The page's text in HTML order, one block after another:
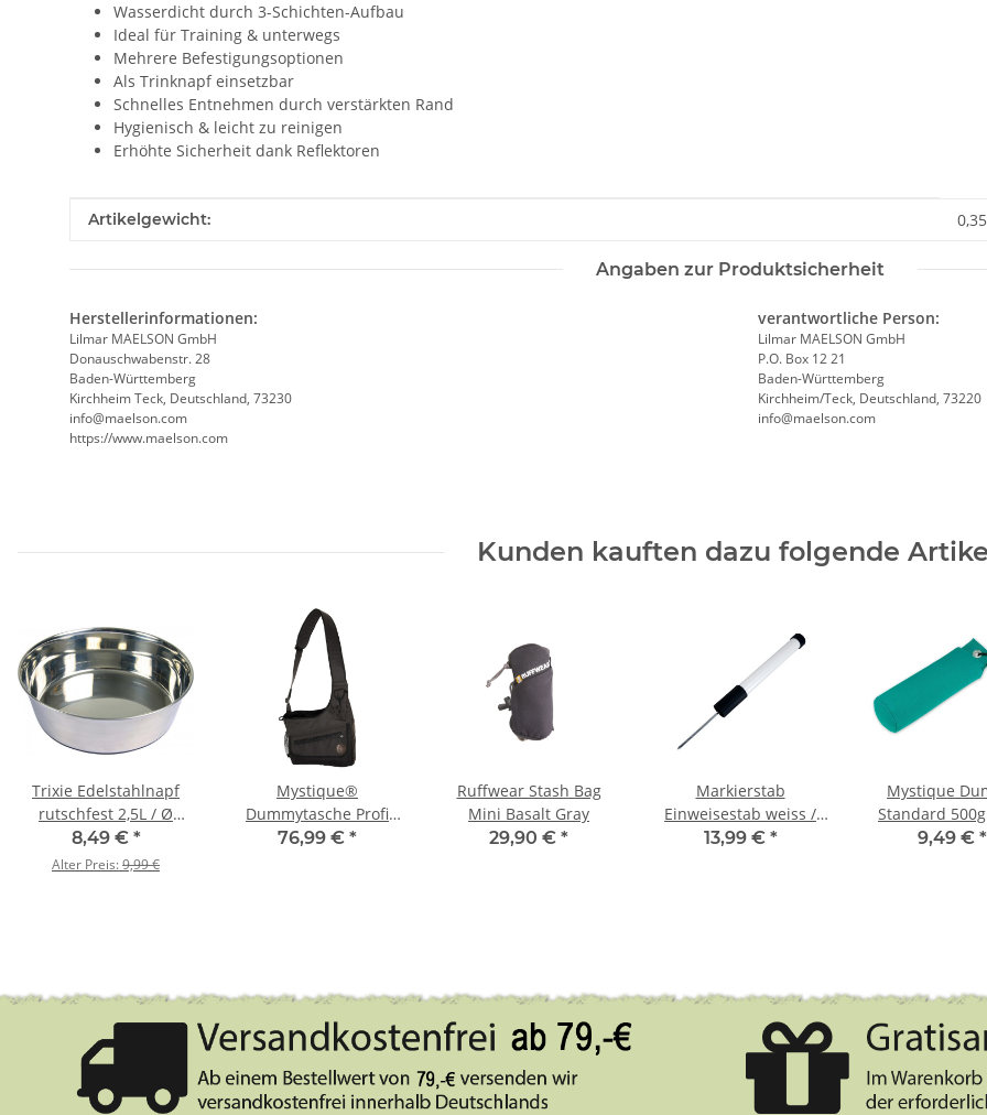
Wasserdicht durch 3-Schichten-Aufbau
Ideal für Training & unterwegs
Mehrere Befestigungsoptionen
Als Trinknapf einsetzbar
Schnelles Entnehmen durch verstärkten Rand
Hygienisch & leicht zu reinigen
Erhöhte Sicherheit dank Reflektoren
Produkteigenschaft
Wert
Artikelgewicht: 0,35
Angaben zur Produktsicherheit
Herstellerinformationen:
Lilmar MAELSON GmbH
Donauschwabenstr. 28
Baden-Württemberg
Kirchheim Teck, Deutschland, 73230
info@maelson.com
https://www.maelson.com
verantwortliche Person:
Lilmar MAELSON GmbH
P.O. Box 12 21
Baden-Württemberg
Kirchheim/Teck, Deutschland, 73220
info@maelson.com
Kunden kauften dazu folgende
Trixie Edelstahlnapf
rutschfest 2,5L / Ø
24cm
8,49 € *
Alter Preis:9,99 €
Mystique®
Dummytasche Profi
Dynamic braun
76,99 € *
Ruffwear Stash Bag
Mini Basalt Gray
29,90 € *
Markierstab
Einweisestab weiss /
schwarz
13,99 € *
Mystique
Standard
9,49 € *